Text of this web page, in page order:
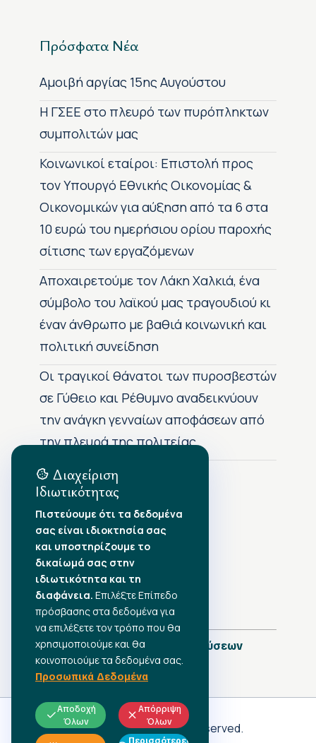
Πρόσφατα Νέα
Αμοιβή αργίας 15ης Αυγούστου
H ΓΣΕΕ στο πλευρό των πυρόπληκτων
συμπολιτών μας
Κοινωνικοί εταίροι: Επιστολή προς
τον Υπουργό Εθνικής Οικονομίας &
Οικονομικών για αύξηση από τα 6 στα
10 ευρώ του ημερήσιου ορίου παροχής
σίτισης των εργαζόμενων
Αποχαιρετούμε τον Λάκη Χαλκιά, ένα
σύμβολο του λαϊκού μας τραγουδιού κι
έναν άνθρωπο με βαθιά κοινωνική και
πολιτική συνείδηση
Οι τραγικοί θάνατοι των πυροσβεστών
σε Γύθειο και Ρέθυμνο αναδεικνύουν
την ανάγκη γενναίων αποφάσεων από
την πλευρά της πολιτείας
Αρχείο Δημοσιεύσεων
•Αύγουστος 2026
•Ιούλιος 2026
•Ιούνιος 2026
•Μάιος 2026
•Απρίλιος 2026
•Μάρτιος 2026
Πλήρες Ημερολόγιο Δημοσιεύσεων
Γ.Σ.Ε.Ε
© 2026 All rights reserved.
Διαχείριση
Ιδιωτικότητας
Πιστεύουμε ότι τα δεδομένα
σας είναι ιδιοκτησία σας
και υποστηρίζουμε το
δικαίωμά σας στην
ιδιωτικότητα και τη
διαφάνεια. Επιλέξτε Επίπεδο
πρόσβασης στα δεδομένα για
να επιλέξετε τον τρόπο που θα
χρησιμοποιούμε και θα
κοινοποιούμε τα δεδομένα σας.
Προσωπικά Δεδομένα
Αποδοχή
Όλων
Απόρριψη
Όλων
Περισσότερες